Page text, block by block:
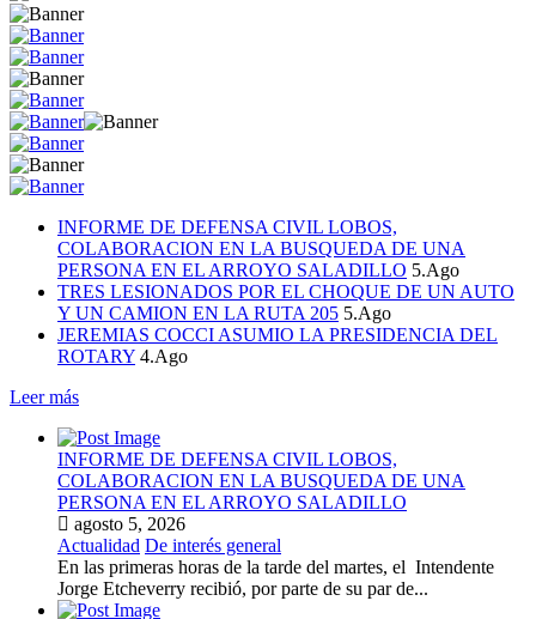
INFORME DE DEFENSA CIVIL LOBOS,
COLABORACION EN LA BUSQUEDA DE UNA
PERSONA EN EL ARROYO SALADILLO 5.Ago
TRES LESIONADOS POR EL CHOQUE DE UN AUTO
Y UN CAMION EN LA RUTA 205 5.Ago
JEREMIAS COCCI ASUMIO LA PRESIDENCIA DEL
ROTARY 4.Ago
Leer más
INFORME DE DEFENSA CIVIL LOBOS,
COLABORACION EN LA BUSQUEDA DE UNA
PERSONA EN EL ARROYO SALADILLO
agosto 5, 2026
Actualidad De interés general
En las primeras horas de la tarde del martes, el Intendente
Jorge Etcheverry recibió, por parte de su par de...